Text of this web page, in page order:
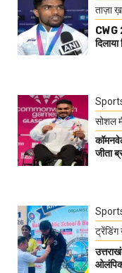
ताज़ा
CWG
सोशल
जीता
ओलंपिक